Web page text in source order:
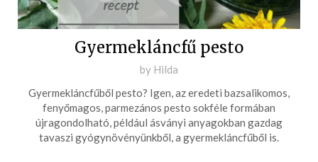
Gyermekláncfű pesto
Posted
on
2024-
02-
19
by Hilda
Gyermekláncfűből pesto? Igen, az eredeti bazsalikomos,
fenyőmagos, parmezános pesto sokféle formában
újragondolható, például ásványi anyagokban gazdag
tavaszi gyógynövényünkből, a gyermekláncfűből is.